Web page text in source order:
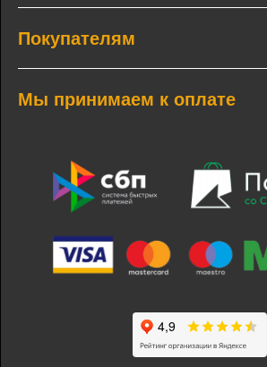
Покупателям
Мы принимаем к оплате